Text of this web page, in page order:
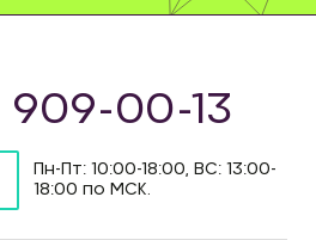
909-00-13
Пн-Пт: 10:00-18:00, ВС: 13:00-
18:00 по МСК.